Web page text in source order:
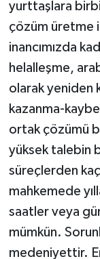
yurttaşlara
çözüm üretme
inancımızda
helalleşme,
olarak yeniden
kazanma-
ortak çözümü
yüksek talebin
süreçlerden
mahkemede
saatler veya
mümkün.
medeniyettir.